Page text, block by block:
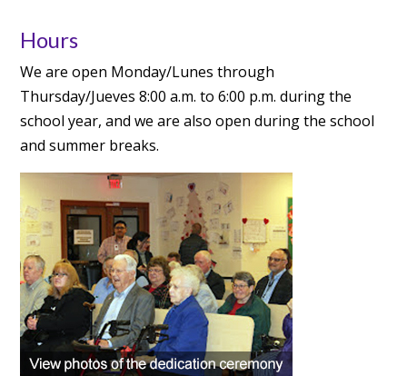
Hours
We are open Monday/Lunes through
Thursday/Jueves 8:00 a.m. to 6:00 p.m. during the
school year, and we are also open during the school
and summer breaks.